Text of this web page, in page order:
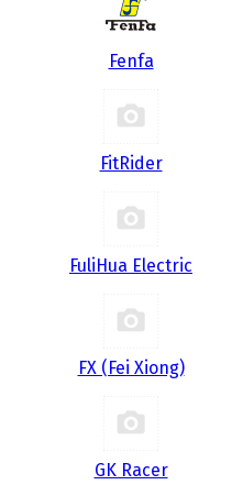
Fenfa
FitRider
FuliHua Electric
FX (Fei Xiong)
GK Racer